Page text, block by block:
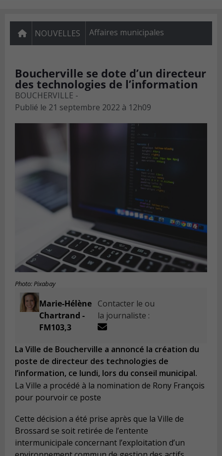
NOUVELLES Affaires municipales
Boucherville se dote d’un directeur
des technologies de l’information
BOUCHERVILLE -
Publié le 21 septembre 2022 à 12h09
Photo: Pixabay
Marie-Hélène
Chartrand -
FM103,3
Contacter le ou
la journaliste :
La Ville de Boucherville a annoncé la création du
poste de directeur des technologies de
l’information, ce lundi, lors du conseil municipal.
La Ville a procédé à la nomination de Rony François
pour pourvoir ce poste
Cette décision a été prise après que la Ville de
Brossard se soit retirée de l’entente
intermunicipale concernant l’exploitation d’un